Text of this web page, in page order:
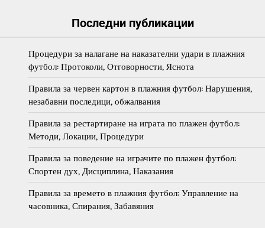
Последни публикации
Процедури за налагане на наказателни удари в плажния
футбол: Протоколи, Отговорности, Яснота
Правила за червен картон в плажния футбол: Нарушения,
незабавни последици, обжалвания
Правила за рестартиране на играта по плажен футбол:
Методи, Локации, Процедури
Правила за поведение на играчите по плажен футбол:
Спортен дух, Дисциплина, Наказания
Правила за времето в плажния футбол: Управление на
часовника, Спирания, Забавяния